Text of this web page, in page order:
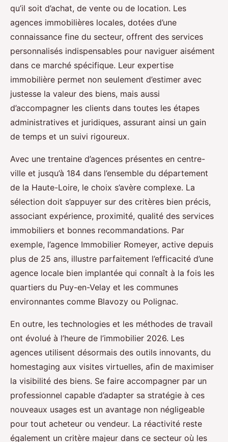
qu’il soit d’achat, de vente ou de location. Les
agences immobilières locales, dotées d’une
connaissance fine du secteur, offrent des services
personnalisés indispensables pour naviguer aisément
dans ce marché spécifique. Leur expertise
immobilière permet non seulement d’estimer avec
justesse la valeur des biens, mais aussi
d’accompagner les clients dans toutes les étapes
administratives et juridiques, assurant ainsi un gain
de temps et un suivi rigoureux.
Avec une trentaine d’agences présentes en centre-
ville et jusqu’à 184 dans l’ensemble du département
de la Haute-Loire, le choix s’avère complexe. La
sélection doit s’appuyer sur des critères bien précis,
associant expérience, proximité, qualité des services
immobiliers et bonnes recommandations. Par
exemple, l’agence Immobilier Romeyer, active depuis
plus de 25 ans, illustre parfaitement l’efficacité d’une
agence locale bien implantée qui connaît à la fois les
quartiers du Puy-en-Velay et les communes
environnantes comme Blavozy ou Polignac.
En outre, les technologies et les méthodes de travail
ont évolué à l’heure de l’immobilier 2026. Les
agences utilisent désormais des outils innovants, du
homestaging aux visites virtuelles, afin de maximiser
la visibilité des biens. Se faire accompagner par un
professionnel capable d’adapter sa stratégie à ces
nouveaux usages est un avantage non négligeable
pour tout acheteur ou vendeur. La réactivité reste
également un critère majeur dans ce secteur où les